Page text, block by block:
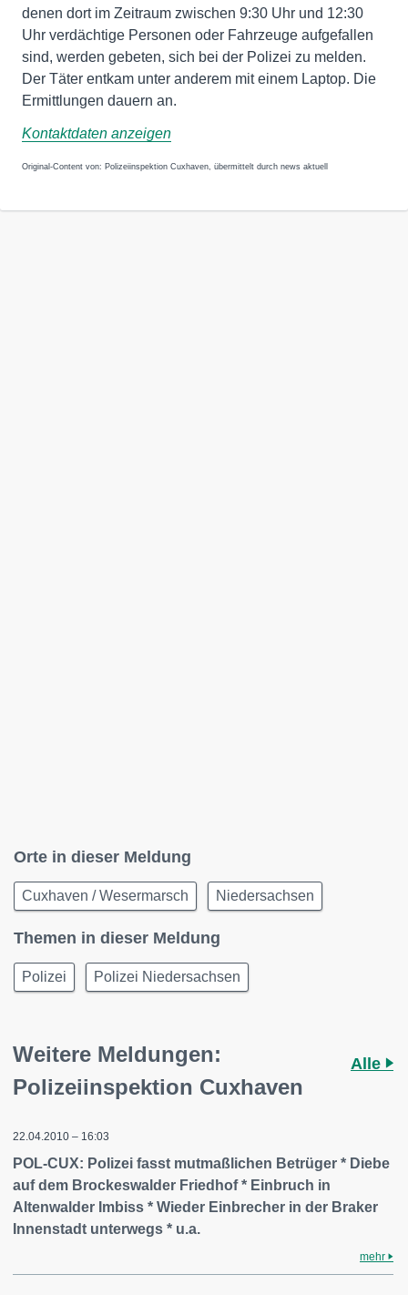
denen dort im Zeitraum zwischen 9:30 Uhr und 12:30
Uhr verdächtige Personen oder Fahrzeuge aufgefallen
sind, werden gebeten, sich bei der Polizei zu melden.
Der Täter entkam unter anderem mit einem Laptop. Die
Ermittlungen dauern an.
Kontaktdaten anzeigen
Original-Content von: Polizeiinspektion Cuxhaven, übermittelt durch news aktuell
Orte in dieser Meldung
Cuxhaven / Wesermarsch Niedersachsen
Themen in dieser Meldung
Polizei Polizei Niedersachsen
Weitere Meldungen:
Polizeiinspektion Cuxhaven
Alle
22.04.2010 – 16:03
POL-CUX: Polizei fasst mutmaßlichen Betrüger * Diebe
auf dem Brockeswalder Friedhof * Einbruch in
Altenwalder Imbiss * Wieder Einbrecher in der Braker
Innenstadt unterwegs * u.a.
mehr